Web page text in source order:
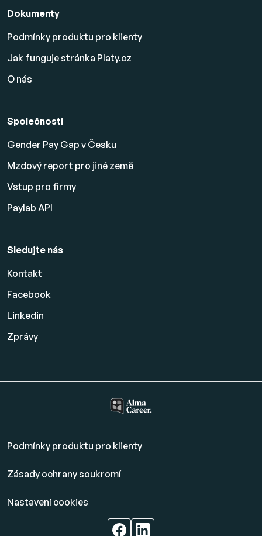
Dokumenty
Podmínky produktu pro klienty
Jak funguje stránka Platy.cz
O nás
Společnosti
Gender Pay Gap v Česku
Mzdový report pro jiné země
Vstup pro firmy
Paylab API
Sledujte nás
Kontakt
Facebook
Linkedin
Zprávy
Podmínky produktu pro klienty
Zásady ochrany soukromí
Nastavení cookies